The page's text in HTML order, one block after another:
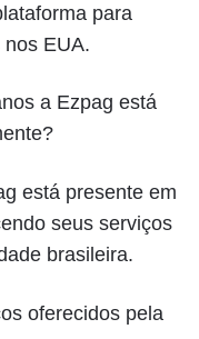
para
EUA.
a Ezpag está
está presente em
seus serviços
brasileira.
oferecidos pela